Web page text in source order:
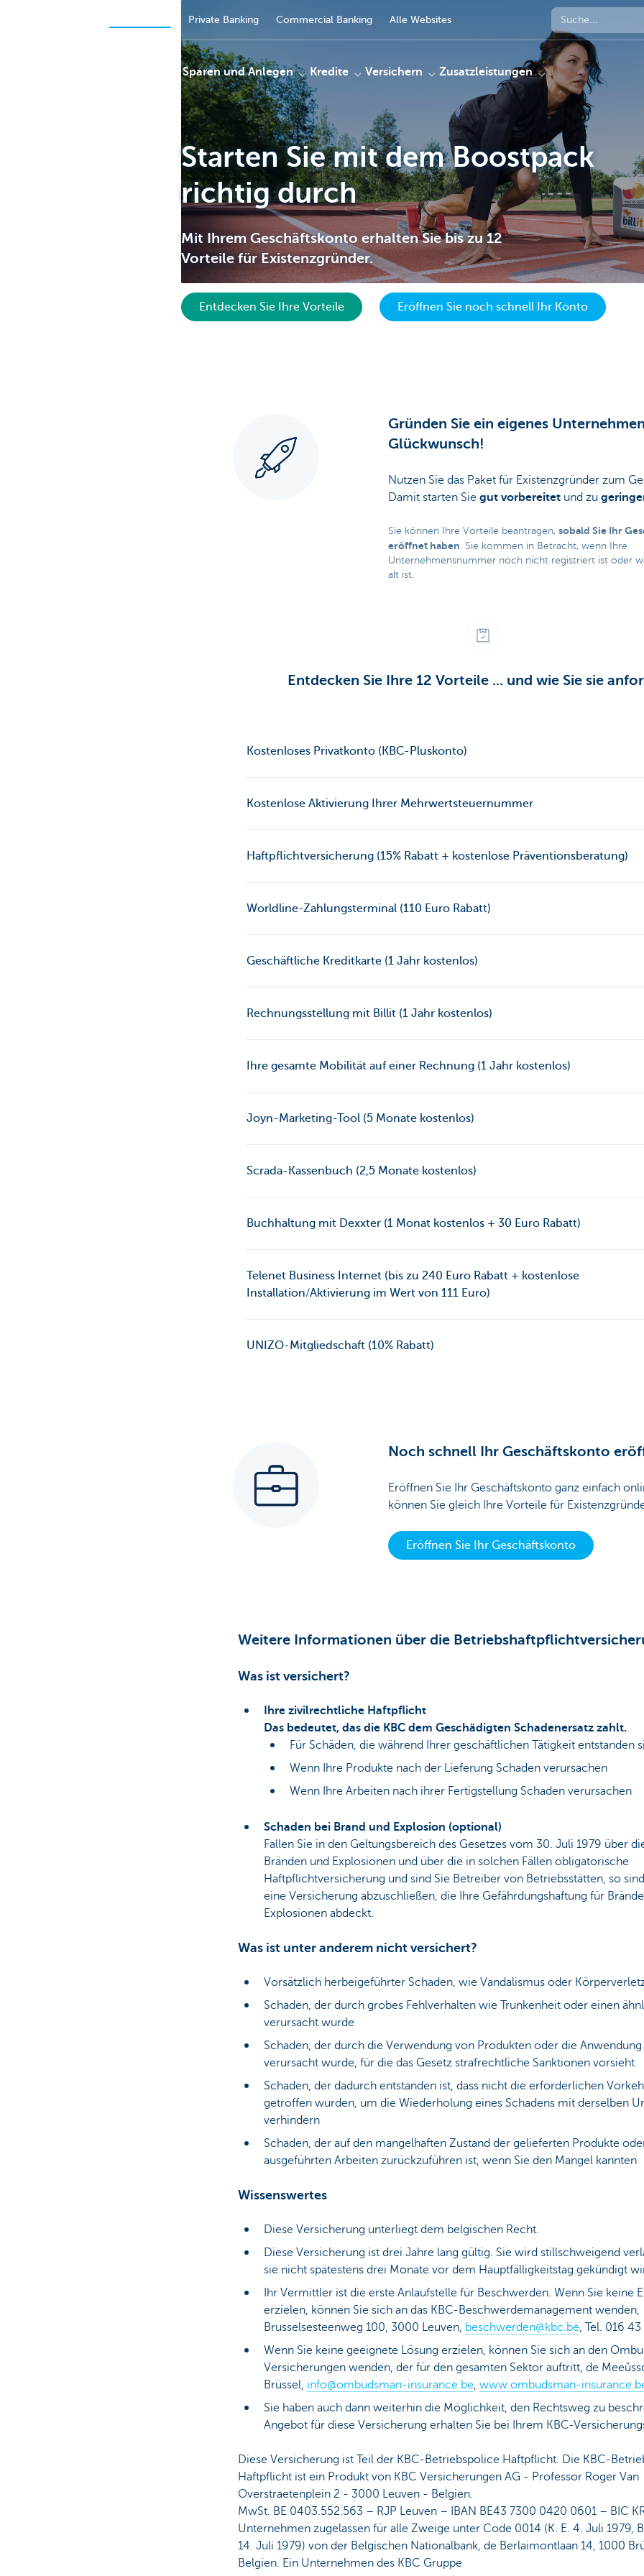
Private Banking Commercial Banking Alle Websites
Sparen und Anlegen Kredite Versichern Zusatzleistungen
Starten Sie mit dem Boostpack
richtig durch
Mit Ihrem Geschäftskonto erhalten Sie bis zu 12
Vorteile für Existenzgründer.
Entdecken Sie Ihre Vorteile Eröffnen Sie noch schnell Ihr Konto
Gründen Sie ein eigenes
Glückwunsch!
Nutzen Sie das Paket für Existenzgründer zum
Damit starten Sie gut vorbereitet und zu
Sie können Ihre Vorteile beantragen, sobald Sie Ihr
eröffnet haben. Sie kommen in Betracht, wenn Ihre
Unternehmensnummer noch nicht registriert ist oder
alt ist.
Entdecken Sie Ihre 12 Vorteile ... und wie Sie sie
Kostenloses Privatkonto (KBC-Pluskonto)
Kostenlose Aktivierung Ihrer Mehrwertsteuernummer
Haftpflichtversicherung (15% Rabatt + kostenlose Präventionsberatung)
Worldline-Zahlungsterminal (110 Euro Rabatt)
Geschäftliche Kreditkarte (1 Jahr kostenlos)
Rechnungsstellung mit Billit (1 Jahr kostenlos)
Ihre gesamte Mobilität auf einer Rechnung (1 Jahr kostenlos)
Joyn-Marketing-Tool (5 Monate kostenlos)
Scrada-Kassenbuch (2,5 Monate kostenlos)
Buchhaltung mit Dexxter (1 Monat kostenlos + 30 Euro Rabatt)
Telenet Business Internet (bis zu 240 Euro Rabatt + kostenlose
Installation/Aktivierung im Wert von 111 Euro)
UNIZO-Mitgliedschaft (10% Rabatt)
Noch schnell Ihr Geschäftskonto
Eröffnen Sie Ihr Geschäftskonto ganz einfach
können Sie gleich Ihre Vorteile für
Eröffnen Sie Ihr Geschäftskonto
Weitere Informationen über die
Was ist versichert?
Ihre zivilrechtliche Haftpflicht
Das bedeutet, das die KBC dem Geschädigten Schadenersatz zahlt..
Für Schäden, die während Ihrer geschäftlichen Tätigkeit entstanden
Wenn Ihre Produkte nach der Lieferung Schaden verursachen
Wenn Ihre Arbeiten nach ihrer Fertigstellung Schaden verursachen
Schaden bei Brand und Explosion (optional)
Fallen Sie in den Geltungsbereich des Gesetzes vom 30. Juli 1979 über
Bränden und Explosionen und über die in solchen Fällen obligatorische
Haftpflichtversicherung und sind Sie Betreiber von Betriebsstätten, so
eine Versicherung abzuschließen, die Ihre Gefährdungshaftung für
Explosionen abdeckt.
Was ist unter anderem nicht versichert?
Vorsätzlich herbeigeführter Schaden, wie Vandalismus oder
Schaden, der durch grobes Fehlverhalten wie Trunkenheit oder einen
verursacht wurde
Schaden, der durch die Verwendung von Produkten oder die
verursacht wurde, für die das Gesetz strafrechtliche Sanktionen vorsieht
Schaden, der dadurch entstanden ist, dass nicht die erforderlichen
getroffen wurden, um die Wiederholung eines Schadens mit derselben
verhindern
Schaden, der auf den mangelhaften Zustand der gelieferten Produkte
ausgeführten Arbeiten zurückzuführen ist, wenn Sie den Mangel kannten
Wissenswertes
Diese Versicherung unterliegt dem belgischen Recht.
Diese Versicherung ist drei Jahre lang gültig. Sie wird stillschweigend
sie nicht spätestens drei Monate vor dem Hauptfälligkeitstag gekündigt
Ihr Vermittler ist die erste Anlaufstelle für Beschwerden. Wenn Sie keine
erzielen, können Sie sich an das KBC-Beschwerdemanagement wenden,
Brusselsesteenweg 100, 3000 Leuven, beschwerden@kbc.be, Tel. 016
Wenn Sie keine geeignete Lösung erzielen, können Sie sich an den
Versicherungen wenden, der für den gesamten Sektor auftritt, de
Brüssel, info@ombudsman-insurance.be, www.ombudsman-
Sie haben auch dann weiterhin die Möglichkeit, den Rechtsweg zu
Angebot für diese Versicherung erhalten Sie bei Ihrem KBC-
Diese Versicherung ist Teil der KBC-Betriebspolice Haftpflicht. Die KBC-
Haftpflicht ist ein Produkt von KBC Versicherungen AG - Professor Roger Van
Overstraetenplein 2 - 3000 Leuven - Belgien.
MwSt. BE 0403.552.563 – RJP Leuven – IBAN BE43 7300 0420 0601 – BIC
Unternehmen zugelassen für alle Zweige unter Code 0014 (K. E. 4. Juli 1979,
14. Juli 1979) von der Belgischen Nationalbank, de Berlaimontlaan 14, 1000
Belgien. Ein Unternehmen des KBC Gruppe